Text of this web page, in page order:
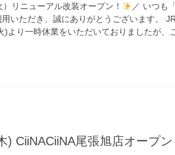
リニューアル改装オープン！
／ いつも
いただき、誠にありがとうございます。
)より一時休業をいただいておりましたが、
) CiiNACiiNA尾張旭店オープン